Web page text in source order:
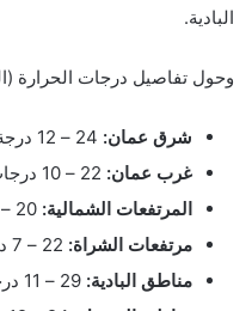
البادية.
وحول تفاصيل درجات الحرارة
شرق عمان:
غرب عمان:
المرتفعات الشمالية:
مرتفعات الشراة:
مناطق البادية: